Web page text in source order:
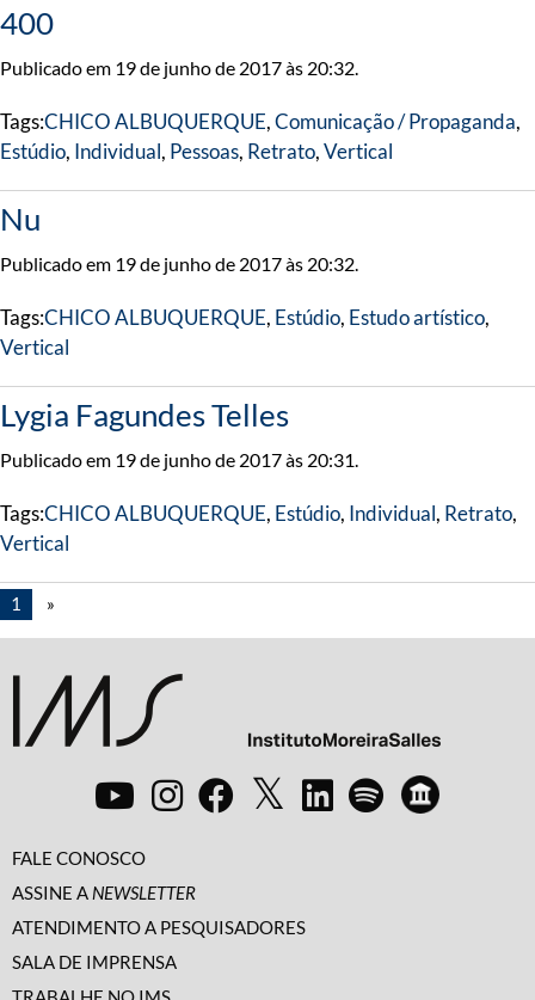
400
Publicado em 19 de junho de 2017 às 20:32.
Tags:CHICO ALBUQUERQUE,Comunicação / Propaganda,
Estúdio, Individual, Pessoas, Retrato,Vertical
Nu
Publicado em 19 de junho de 2017 às 20:32.
Tags:CHICO ALBUQUERQUE, Estúdio, Estudo artístico,
Vertical
Lygia Fagundes Telles
Publicado em 19 de junho de 2017 às 20:31.
Tags:CHICO ALBUQUERQUE, Estúdio, Individual, Retrato,
Vertical
1 »
FALE CONOSCO
ASSINE A NEWSLETTER
ATENDIMENTO A PESQUISADORES
SALA DE IMPRENSA